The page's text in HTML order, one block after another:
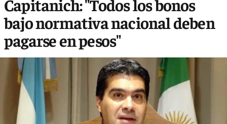
Capitanich: "Todos los bonos
bajo normativa nacional deben
pagarse en pesos"